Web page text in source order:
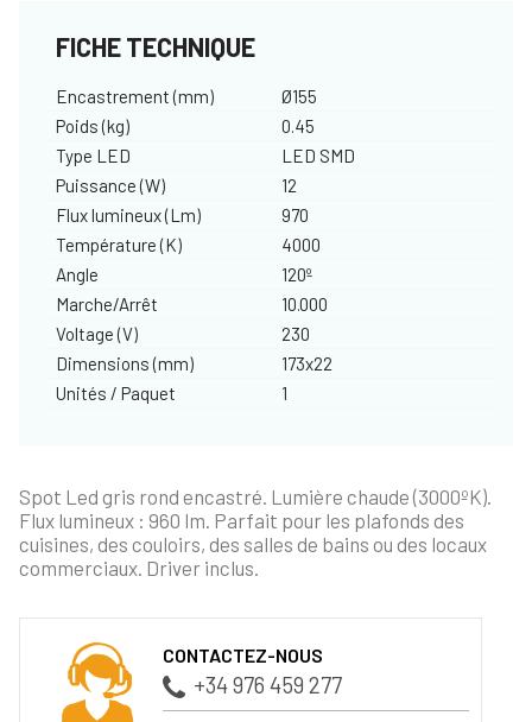
FICHE TECHNIQUE
Encastrement (mm)
Ø155
Poids (kg)
0.45
Type LED
LED SMD
Puissance (W)
12
Flux lumineux (Lm)
970
Température (K)
4000
Angle
120º
Marche/Arrêt
10.000
Voltage (V)
230
Dimensions (mm)
173x22
Unités / Paquet
1
Spot Led gris rond encastré. Lumière chaude (3000ºK).
Flux lumineux : 960 lm. Parfait pour les plafonds des
cuisines, des couloirs, des salles de bains ou des locaux
commerciaux. Driver inclus.
CONTACTEZ-NOUS
+34 976 459 277